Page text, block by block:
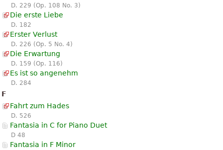
D. 229 (Op. 108 No. 3)
Die erste Liebe
D. 182
Erster Verlust
D. 226 (Op. 5 No. 4)
Die Erwartung
D. 159 (Op. 116)
Es ist so angenehm
D. 284
F
Fahrt zum Hades
D. 526
Fantasia in C for Piano Duet
D 48
Fantasia in F Minor